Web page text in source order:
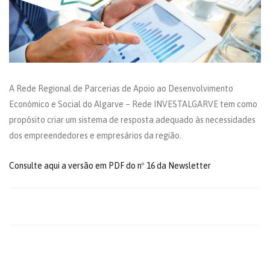
A Rede Regional de Parcerias de Apoio ao Desenvolvimento
Económico e Social do Algarve – Rede INVESTALGARVE tem como
propósito criar um sistema de resposta adequado às necessidades
dos empreendedores e empresários da região.
Consulte aqui a versão em PDF do nº 16 da Newsletter